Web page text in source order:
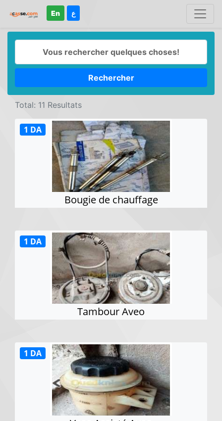
En ع
Rechercher
Total: 11 Resultats
Bougie de chauffage
1 DA
Tambour Aveo
1 DA
1 DA